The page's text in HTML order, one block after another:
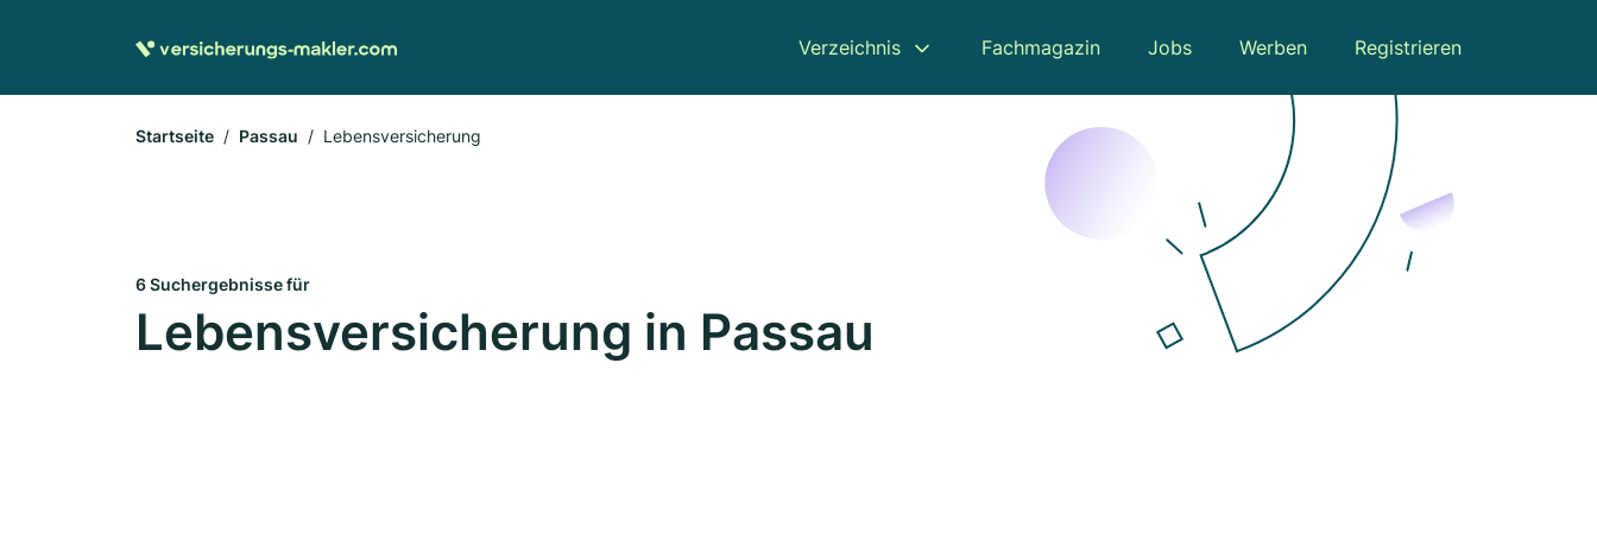
Verzeichnis Fachmagazin Jobs Werben Registrieren
Startseite Passau Lebensversicherung
6 Suchergebnisse für
Lebensversicherung in Passau